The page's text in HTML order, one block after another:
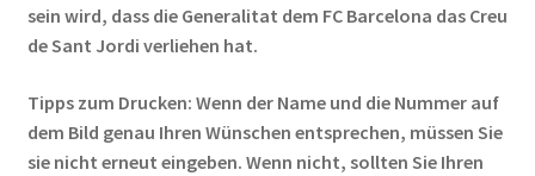
sein wird, dass die Generalitat dem FC Barcelona das Creu
de Sant Jordi verliehen hat.
Tipps zum Drucken: Wenn der Name und die Nummer auf
dem Bild genau Ihren Wünschen entsprechen, müssen Sie
sie nicht erneut eingeben. Wenn nicht, sollten Sie Ihren